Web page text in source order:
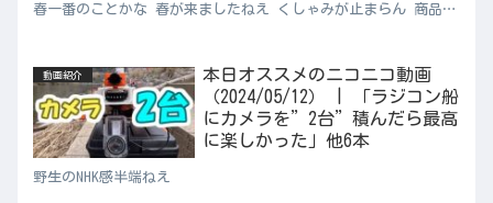
春一番のことかな 春が来ましたねえ くしゃみが止まらん 商品レ
動画紹介
本日オススメのニコニコ動画
（2024/05/12） | 「ラジコン船
にカメラを”2台”積んだら最高
に楽しかった」他6本
野生のNHK感半端ねえ